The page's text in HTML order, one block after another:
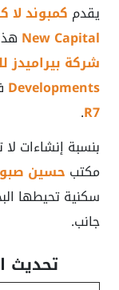
يقدم
New Capital
Developments
R7
.
بنسبة إنشاءات
مكتب حسين
سكنية تحيطها
جانب.
تحديث